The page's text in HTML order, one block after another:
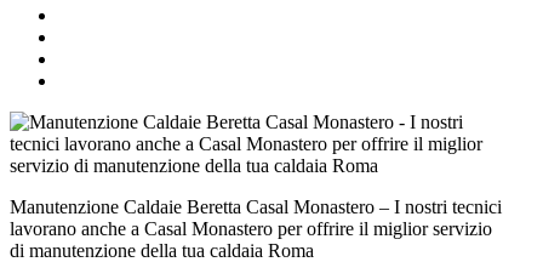
Manutenzione Caldaie Beretta Casal Monastero – I nostri tecnici
lavorano anche a Casal Monastero per offrire il miglior servizio
di manutenzione della tua caldaia Roma